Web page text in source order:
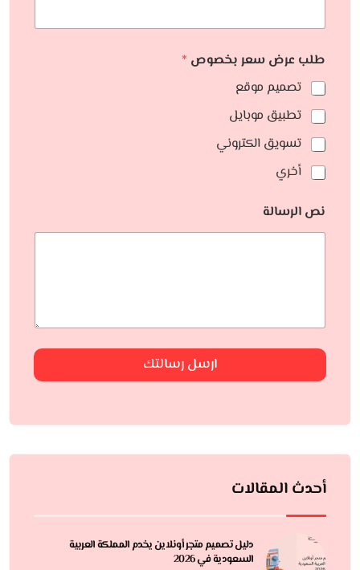
طلب عرض سعر بخصوص *
تصميم موقع
تطبيق موبايل
تسويق الكتروني
أخري
نص الرسالة
ارسل رسالتك
أحدث المقالات
دليل تصميم متجر أونلاين يخدم المملكة العربية
السعودية في 2026